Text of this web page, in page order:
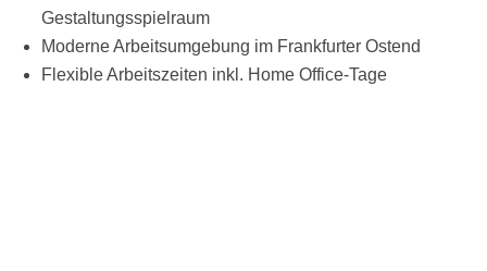
Gestaltungsspielraum
Moderne Arbeitsumgebung im Frankfurter Ostend
Flexible Arbeitszeiten inkl. Home Office-Tage